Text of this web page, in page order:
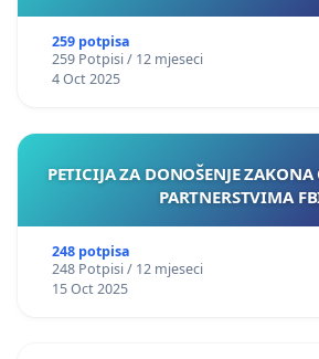
259 potpisa
259 Potpisi / 12 mjeseci
4 Oct 2025
PETICIJA ZA DONOŠENJE
PARTNERSTVIMA
248 potpisa
248 Potpisi / 12 mjeseci
15 Oct 2025